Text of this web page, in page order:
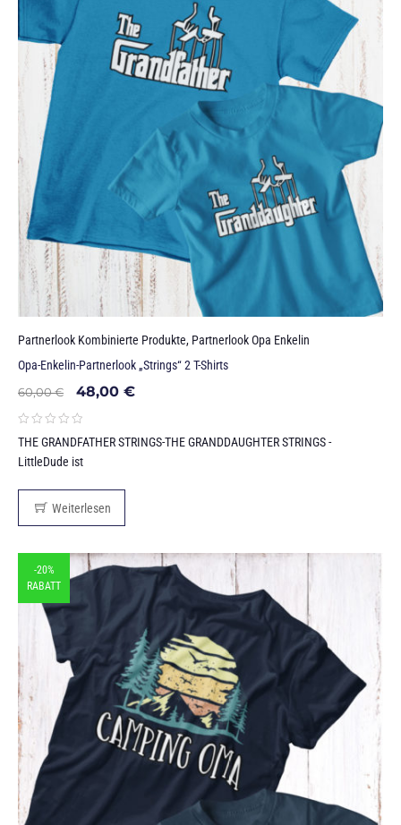
Partnerlook Kombinierte Produkte, Partnerlook Opa Enkelin
Opa-Enkelin-Partnerlook „Strings“ 2 T-Shirts
60,00€ 48,00 €
THE GRANDFATHER STRINGS-THE GRANDDAUGHTER STRINGS -
LittleDude ist
Weiterlesen
-20%
RABATT